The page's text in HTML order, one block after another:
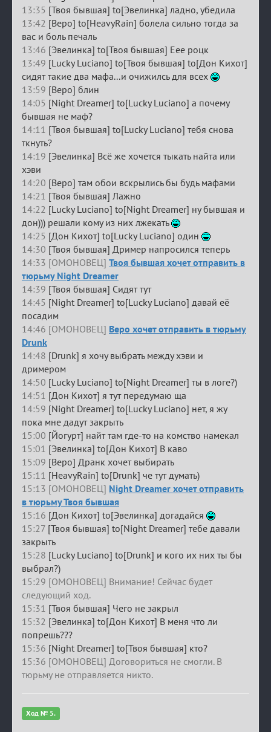
13:35 [Твоя бывшая] to[Эвелинка] ладно, убедила
13:42 [Веро] to[HeavyRain] болела сильно тогда за
вас и боль печаль
13:46 [Эвелинка] to[Твоя бывшая] Еее роцк
13:49 [Lucky Luciano] to[Твоя бывшая] to[Дон Кихот]
сидят такие два мафа...и очижилсь для всех
13:59 [Веро] блин
14:05 [Night Dreamer] to[Lucky Luciano] а почему
бывшая не маф?
14:11 [Твоя бывшая] to[Lucky Luciano] тебя снова
ткнуть?
14:19 [Эвелинка] Всё же хочется тыкать найта или
хэви
14:20 [Веро] там обои вскрылись бы будь мафами
14:21 [Твоя бывшая] Лажно
14:22 [Lucky Luciano] to[Night Dreamer] ну бывшая и
дон))) решали кому из них лжекать
14:25 [Дон Кихот] to[Lucky Luciano] один
14:30 [Твоя бывшая] Дример напросился теперь
14:33 [ОМОНОВЕЦ] Твоя бывшая хочет отправить в
тюрьму Night Dreamer
14:39 [Твоя бывшая] Сидят тут
14:45 [Night Dreamer] to[Lucky Luciano] давай её
посадим
14:46 [ОМОНОВЕЦ] Веро хочет отправить в тюрьму
Drunk
14:48 [Drunk] я хочу выбрать между хэви и
дримером
14:50 [Lucky Luciano] to[Night Dreamer] ты в логе?)
14:51 [Дон Кихот] я тут передумаю ща
14:59 [Night Dreamer] to[Lucky Luciano] нет, я жу
пока мне дадут закрыть
15:00 [Йогурт] найт там где-то на комство намекал
15:01 [Эвелинка] to[Дон Кихот] В каво
15:09 [Веро] Дранк хочет выбирать
15:11 [HeavyRain] to[Drunk] че тут думать)
15:13 [ОМОНОВЕЦ] Night Dreamer хочет отправить
в тюрьму Твоя бывшая
15:16 [Дон Кихот] to[Эвелинка] догадайся
15:27 [Твоя бывшая] to[Night Dreamer] тебе давали
закрыть
15:28 [Lucky Luciano] to[Drunk] и кого их них ты бы
выбрал?)
15:29 [ОМОНОВЕЦ] Внимание! Сейчас будет
следующий ход.
15:31 [Твоя бывшая] Чего не закрыл
15:32 [Эвелинка] to[Дон Кихот] В меня что ли
попрешь???
15:36 [Night Dreamer] to[Твоя бывшая] кто?
15:36 [ОМОНОВЕЦ] Договориться не смогли. В
тюрьму не отправляется никто.
Ход № 5.